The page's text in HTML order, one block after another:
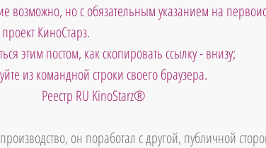
возможно, но с обязательным указанием на
КиноСтарз.
этим постом, как скопировать ссылку - внизу;
из командной строки своего браузера.
Реестр RU KinoStarz®
он поработал с другой, публичной